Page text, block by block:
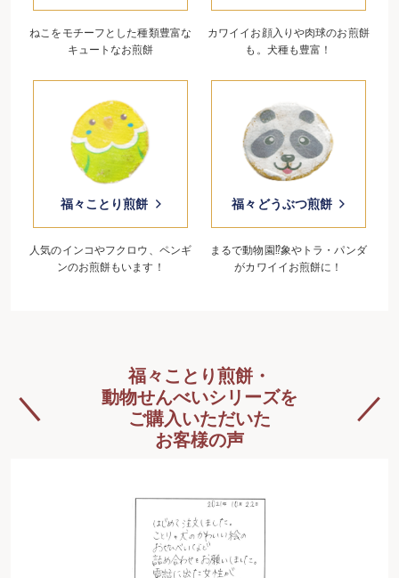
ねこをモチーフとした種類豊富な
キュートなお煎餅
カワイイお顔入りや肉球のお煎餅
も。犬種も豊富！
福々ことり煎餅
人気のインコやフクロウ、 ペンギ
ンのお煎餅もいます！
福々どうぶつ煎餅
まるで動物園⁉象やトラ ・パンダ
がカワイイお煎餅に！
福々ことり煎餅・
動物せんべいシリーズを
ご購入いただいた
お客様の声